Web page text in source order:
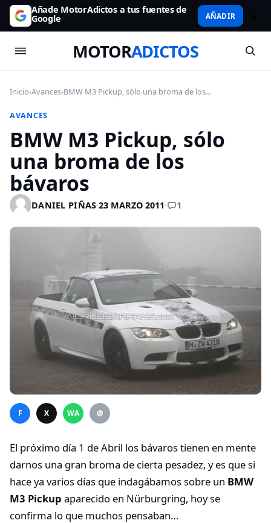
Añade MotorAdictos a tus fuentes de
Google AÑADIR
MOTORADICTOS
Inicio›Avances›BMW M3 Pickup, sólo una broma de los...
AVANCES
BMW M3 Pickup, sólo
una broma de los
bávaros
DANIEL PIÑAS·23 MARZO 2011· 1
F X WA @
El próximo día 1 de Abril los bávaros tienen en mente
darnos una gran broma de cierta pesadez, y es que si
hace ya varios días que indagábamos sobre un BMW
M3 Pickup aparecido en Nürburgring, hoy se
confirma lo que muchos pensaban…